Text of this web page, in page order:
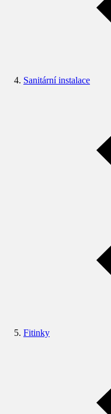
Sanitární instalace
Fitinky